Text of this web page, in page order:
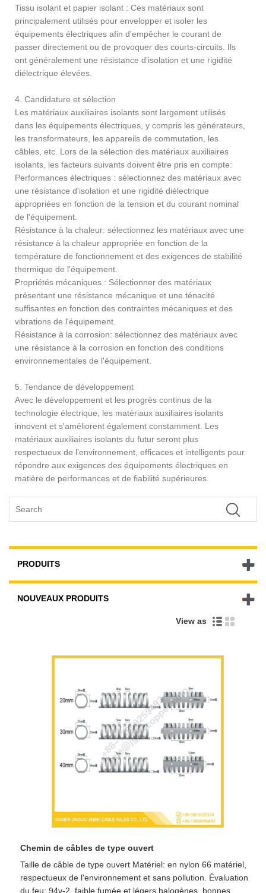
Tissu isolant et papier isolant : Ces matériaux sont
principalement utilisés pour envelopper et isoler les
équipements électriques afin d'empêcher le courant de
passer directement ou de provoquer des courts-circuits. Ils
ont généralement une résistance d’isolation et une rigidité
diélectrique élevées.
4. Candidature et sélection
Les matériaux auxiliaires isolants sont largement utilisés
dans les équipements électriques, y compris les générateurs,
les transformateurs, les appareils de commutation, les
câbles, etc. Lors de la sélection des matériaux auxiliaires
isolants, les facteurs suivants doivent être pris en compte:
Performances électriques : sélectionnez des matériaux avec
une résistance d'isolation et une rigidité diélectrique
appropriées en fonction de la tension et du courant nominal
de l'équipement.
Résistance à la chaleur: sélectionnez les matériaux avec une
résistance à la chaleur appropriée en fonction de la
température de fonctionnement et des exigences de stabilité
thermique de l'équipement.
Propriétés mécaniques : Sélectionner des matériaux
présentant une résistance mécanique et une ténacité
suffisantes en fonction des contraintes mécaniques et des
vibrations de l'équipement.
Résistance à la corrosion: sélectionnez des matériaux avec
une résistance à la corrosion en fonction des conditions
environnementales de l'équipement.
5. Tendance de développement
Avec le développement et les progrès continus de la
technologie électrique, les matériaux auxiliaires isolants
innovent et s'améliorent également constamment. Les
matériaux auxiliaires isolants du futur seront plus
respectueux de l’environnement, efficaces et intelligents pour
répondre aux exigences des équipements électriques en
matière de performances et de fiabilité supérieures.
PRODUITS
NOUVEAUX PRODUITS
View as
Chemin de câbles de type ouvert
Taille de câble de type ouvert Matériel: en nylon 66 matériel,
respectueux de l'environnement et sans pollution. Évaluation
du feu: 94v-2, faible fumée et légers halogènes, bonnes